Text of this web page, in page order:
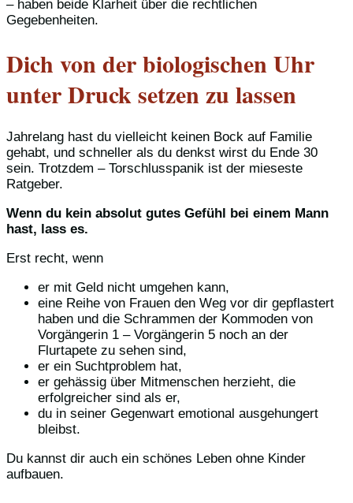
– haben beide Klarheit über die rechtlichen
Gegebenheiten.
Dich von der biologischen Uhr
unter Druck setzen zu lassen
Jahrelang hast du vielleicht keinen Bock auf Familie
gehabt, und schneller als du denkst wirst du Ende 30
sein. Trotzdem – Torschlusspanik ist der mieseste
Ratgeber.
Wenn du kein absolut gutes Gefühl bei einem Mann
hast, lass es.
Erst recht, wenn
er mit Geld nicht umgehen kann,
eine Reihe von Frauen den Weg vor dir gepflastert
haben und die Schrammen der Kommoden von
Vorgängerin 1 – Vorgängerin 5 noch an der
Flurtapete zu sehen sind,
er ein Suchtproblem hat,
er gehässig über Mitmenschen herzieht, die
erfolgreicher sind als er,
du in seiner Gegenwart emotional ausgehungert
bleibst.
Du kannst dir auch ein schönes Leben ohne Kinder
aufbauen.